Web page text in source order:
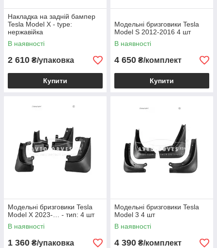
Накладка на задній бампер
Tesla Model X - type:
нержавійка
В наявності
2 610 ₴/упаковка
Купити
Модельні бризговики Tesla
Model S 2012-2016 4 шт
В наявності
4 650 ₴/комплект
Купити
Модельні бризговики Tesla
Model X 2023-… - тип: 4 шт
В наявності
1 360 ₴/упаковка
Модельні бризговики Tesla
Model 3 4 шт
В наявності
4 390 ₴/комплект